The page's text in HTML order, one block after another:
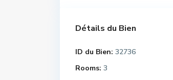
Détails du Bien
ID du Bien: 32736
Rooms: 3